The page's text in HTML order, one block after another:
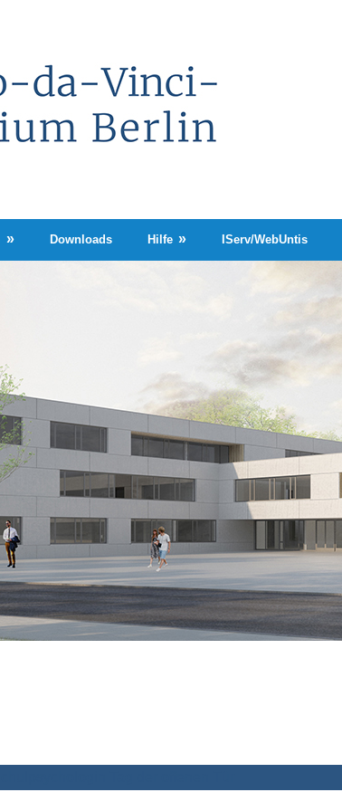
Downloads Hilfe IServ/WebUntis